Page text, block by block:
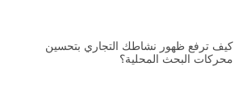
كيف ترفع ظهور نشاطك التجاري بتحسين
محركات البحث المحلية؟